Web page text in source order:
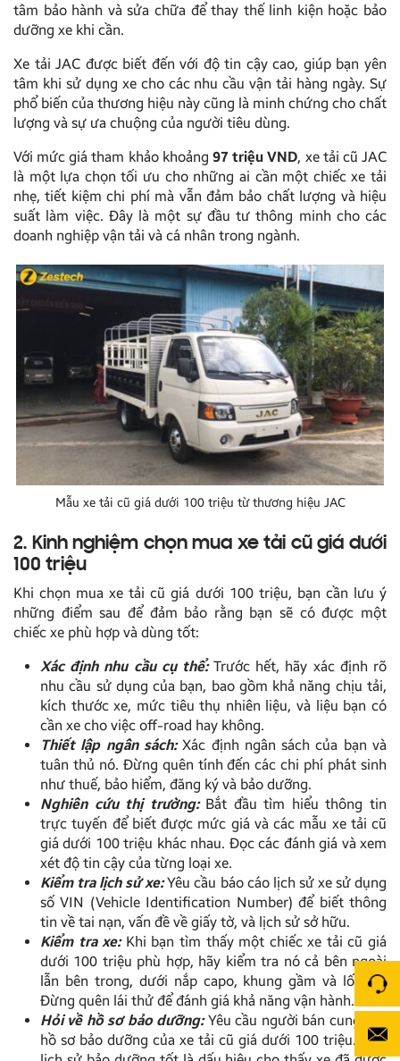
tâm bảo hành và sửa chữa để thay thế linh kiện hoặc bảo
dưỡng xe khi cần.
Xe tải JAC được biết đến với độ tin cậy cao, giúp bạn yên
tâm khi sử dụng xe cho các nhu cầu vận tải hàng ngày. Sự
phổ biến của thương hiệu này cũng là minh chứng cho chất
lượng và sự ưa chuộng của người tiêu dùng.
Với mức giá tham khảo khoảng 97 triệu VND, xe tải cũ JAC
là một lựa chọn tối ưu cho những ai cần một chiếc xe tải
nhẹ, tiết kiệm chi phí mà vẫn đảm bảo chất lượng và hiệu
suất làm việc. Đây là một sự đầu tư thông minh cho các
doanh nghiệp vận tải và cá nhân trong ngành.
Mẫu xe tải cũ giá dưới 100 triệu từ thương hiệu JAC
2. Kinh nghiệm chọn mua xe tải cũ giá dưới
100 triệu
Khi chọn mua xe tải cũ giá dưới 100 triệu, bạn cần lưu ý
những điểm sau để đảm bảo rằng bạn sẽ có được một
chiếc xe phù hợp và dùng tốt:
Xác định nhu cầu cụ thể: Trước hết, hãy xác định rõ
nhu cầu sử dụng của bạn, bao gồm khả năng chịu tải,
kích thước xe, mức tiêu thụ nhiên liệu, và liệu bạn có
cần xe cho việc off-road hay không.
Thiết lập ngân sách:Xác định ngân sách của bạn và
tuân thủ nó. Đừng quên tính đến các chi phí phát sinh
như thuế, bảo hiểm, đăng ký và bảo dưỡng.
Nghiên cứu thị trường: Bắt đầu tìm hiểu thông tin
trực tuyến để biết được mức giá và các mẫu xe tải cũ
giá dưới 100 triệu khác nhau. Đọc các đánh giá và xem
xét độ tin cậy của từng loại xe.
Kiểm tra lịch sử xe: Yêu cầu báo cáo lịch sử xe sử dụng
số VIN (Vehicle Identification Number) để biết thông
tin về tai nạn, vấn đề về giấy tờ, và lịch sử sở hữu.
Kiểm tra xe:Khi bạn tìm thấy một chiếc xe tải cũ giá
dưới 100 triệu phù hợp, hãy kiểm tra nó cả bên ngoài
lẫn bên trong, dưới nắp capo, khung gầm và lốp xe.
Đừng quên lái thử để đánh giá khả năng vận hành.
Hỏi về hồ sơ bảo dưỡng: Yêu cầu người bán cung cấp
hồ sơ bảo dưỡng của xe tải cũ giá dưới 100 triệu. Một